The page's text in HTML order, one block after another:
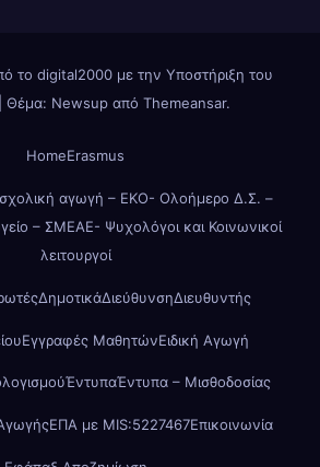
το digital2000 με την Υποστήριξη του
Θέμα: Newsup από Themeansar.
HomeErasmus
αγωγή – ΕΚΟ- Ολοήμερο Δ.Σ. –
– ΣΜΕΑΕ- Ψυχολόγοι και Κοινωνικοί
λειτουργοί
ΔημοτικάΔιεύθυνσηΔιευθυντής
Εγγραφές ΜαθητώνΕιδική Αγωγή
ΈντυπαΈντυπα – Μισθοδοσίας
ΕΠΑ με MIS:5227467Επικοινωνία